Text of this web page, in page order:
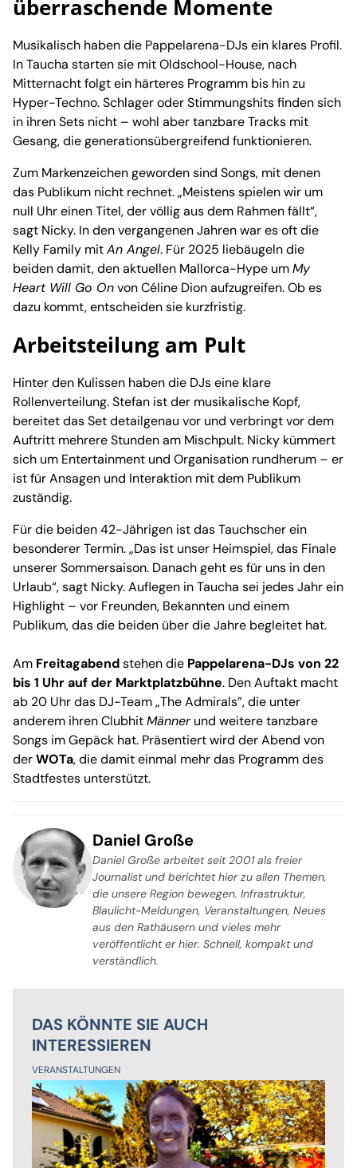
überraschende Momente
Musikalisch haben die Pappelarena-DJs ein klares Profil.
In Taucha starten sie mit Oldschool-House, nach
Mitternacht folgt ein härteres Programm bis hin zu
Hyper-Techno. Schlager oder Stimmungshits finden sich
in ihren Sets nicht – wohl aber tanzbare Tracks mit
Gesang, die generationsübergreifend funktionieren.
Zum Markenzeichen geworden sind Songs, mit denen
das Publikum nicht rechnet. „Meistens spielen wir um
null Uhr einen Titel, der völlig aus dem Rahmen fällt“,
sagt Nicky. In den vergangenen Jahren war es oft die
Kelly Family mitAn Angel. Für 2025 liebäugeln die
beiden damit, den aktuellen Mallorca-Hype umMy
Heart Will Go Onvon Céline Dion aufzugreifen. Ob es
dazu kommt, entscheiden sie kurzfristig.
Arbeitsteilung am Pult
Hinter den Kulissen haben die DJs eine klare
Rollenverteilung. Stefan ist der musikalische Kopf,
bereitet das Set detailgenau vor und verbringt vor dem
Auftritt mehrere Stunden am Mischpult. Nicky kümmert
sich um Entertainment und Organisation rundherum – er
ist für Ansagen und Interaktion mit dem Publikum
zuständig.
Für die beiden 42-Jährigen ist das Tauchscher ein
besonderer Termin. „Das ist unser Heimspiel, das Finale
unserer Sommersaison. Danach geht es für uns in den
Urlaub“, sagt Nicky. Auflegen in Taucha sei jedes Jahr ein
Highlight – vor Freunden, Bekannten und einem
Publikum, das die beiden über die Jahre begleitet hat.
Am Freitagabendstehen die Pappelarena-DJs von 22
bis 1 Uhr auf der Marktplatzbühne. Den Auftakt macht
ab 20 Uhr das DJ-Team „The Admirals”, die unter
anderem ihren ClubhitMännerund weitere tanzbare
Songs im Gepäck hat. Präsentiert wird der Abend von
derWOTa, die damit einmal mehr das Programm des
Stadtfestes unterstützt.
Daniel Große
Daniel Große arbeitet seit 2001 als freier
Journalist und berichtet hier zu allen Themen,
die unsere Region bewegen. Infrastruktur,
Blaulicht-Meldungen, Veranstaltungen, Neues
aus den Rathäusern und vieles mehr
veröffentlicht er hier. Schnell, kompakt und
verständlich.
DAS KÖNNTE SIE AUCH
INTERESSIEREN
VERANSTALTUNGEN